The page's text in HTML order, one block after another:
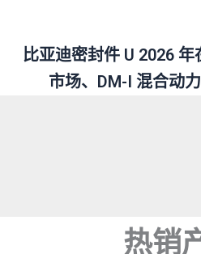
比亚迪密封件 U 2026
市场、DM-I 混合动
热销